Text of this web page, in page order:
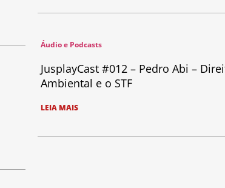
Áudio e Podcasts
JusplayCast #012 – Pedro Abi –
Ambiental e o STF
LEIA MAIS